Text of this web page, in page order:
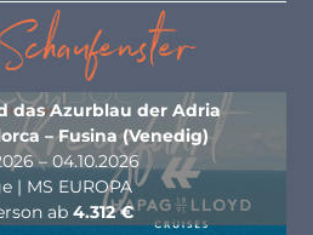
das Azurblau der Adria
– Fusina (Venedig)
– 04.10.2026
| MS EUROPA
ab 4.312 €